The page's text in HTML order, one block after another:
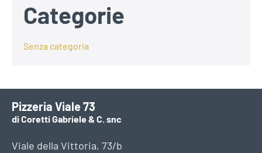
Categorie
Senza categoria
Pizzeria Viale 73
di Coretti Gabriele & C. snc
Viale della Vittoria, 73/b